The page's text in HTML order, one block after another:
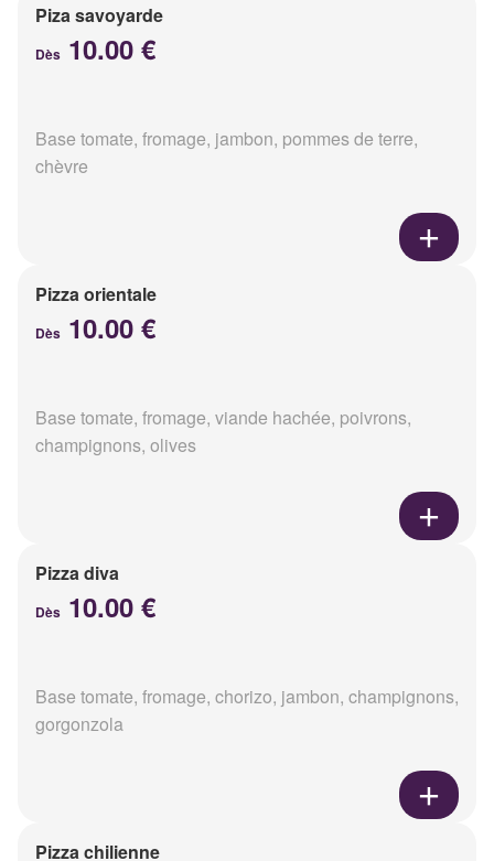
Piza savoyarde
Dès 10.00 €
Base tomate, fromage, jambon, pommes de terre,
chèvre
Pizza orientale
Dès 10.00 €
Base tomate, fromage, viande hachée, poivrons,
champignons, olives
Pizza diva
Dès 10.00 €
Base tomate, fromage, chorizo, jambon, champignons,
gorgonzola
Pizza chilienne